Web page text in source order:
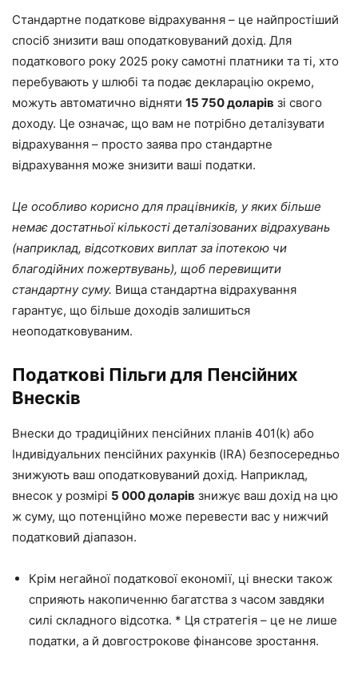
Стандартне податкове відрахування – це найпростіший
спосіб знизити ваш оподатковуваний дохід. Для
податкового року 2025 року самотні платники та ті, хто
перебувають у шлюбі та подає декларацію окремо,
можуть автоматично відняти 15 750 доларів зі свого
доходу. Це означає, що вам не потрібно деталізувати
відрахування – просто заява про стандартне
відрахування може знизити ваші податки.
Це особливо корисно для працівників, у яких більше
немає достатньої кількості деталізованих відрахувань
(наприклад, відсоткових виплат за іпотекою чи
благодійних пожертвувань), щоб перевищити
стандартну суму. Вища стандартна відрахування
гарантує, що більше доходів залишиться
неоподатковуваним.
Податкові Пільги для Пенсійних
Внесків
Внески до традиційних пенсійних планів 401(k) або
Індивідуальних пенсійних рахунків (IRA) безпосередньо
знижують ваш оподатковуваний дохід. Наприклад,
внесок у розмірі 5 000 доларів знижує ваш дохід на цю
ж суму, що потенційно може перевести вас у нижчий
податковий діапазон.
Крім негайної податкової економії, ці внески також
сприяють накопиченню багатства з часом завдяки
силі складного відсотка. * Ця стратегія – це не лише
податки, а й довгострокове фінансове зростання.